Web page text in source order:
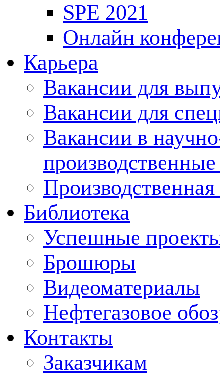
SPE 2021
Онлайн
Карьера
Вакансии для
Вакансии для
Вакансии в
Производственная
Библиотека
Успешные
Брошюры
Видеоматериалы
Нефтегазовое
Контакты
Заказчикам